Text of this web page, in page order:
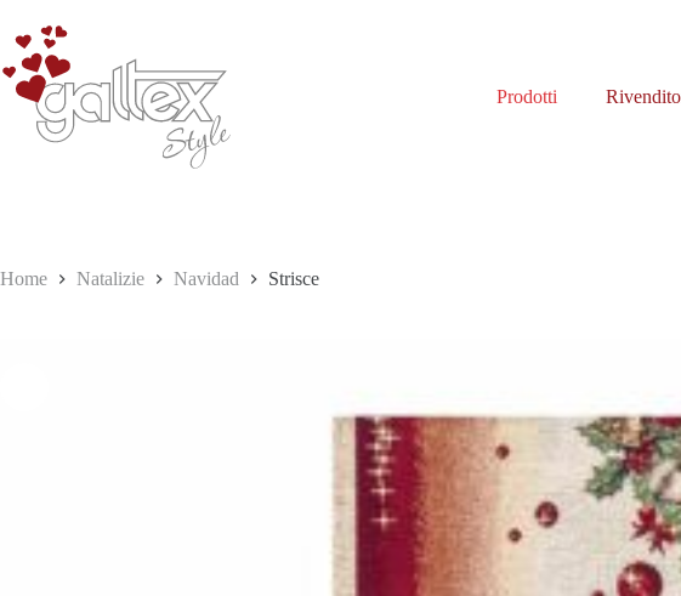
contenuto
Prodotti
Home Natalizie Navidad Strisce